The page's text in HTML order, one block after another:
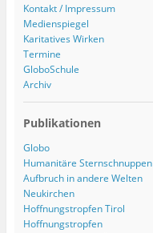
Kontakt / Impressum
Medienspiegel
Karitatives Wirken
Termine
GloboSchule
Archiv
Publikationen
Globo
Humanitäre Sternschnuppen
Aufbruch in andere Welten
Neukirchen
Hoffnungstropfen Tirol
Hoffnungstropfen